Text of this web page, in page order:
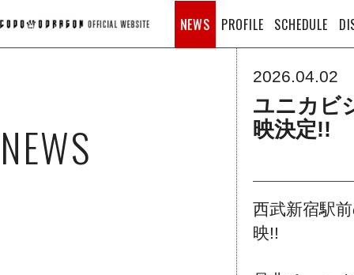
NEWS PROFILE SCHEDULE
NEWS
2026.04.02
ユニカビ
映決定!!
西武新宿駅
映!!